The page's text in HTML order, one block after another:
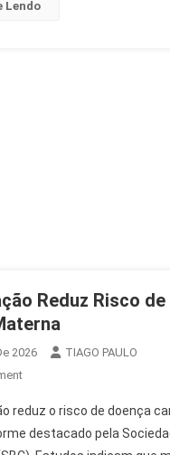
Lendo
Reduz Risco de
2026
TIAGO PAULO
On
Reduz
Risco
reduz o risco de doença
destacado pela